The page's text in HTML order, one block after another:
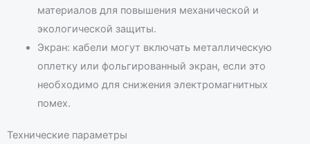
материалов для повышения механической и
экологической защиты.
Экран: кабели могут включать металлическую
оплетку или фольгированный экран, если это
необходимо для снижения электромагнитных
помех.
Технические параметры